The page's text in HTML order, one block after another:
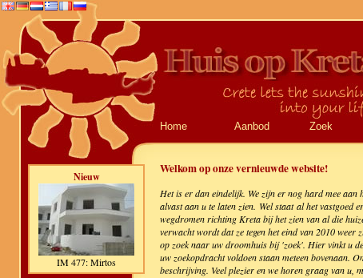
Home Aanbod Zoek
Nieuw
IM 477: Mirtos
Welkom op onze vernieuwde website!
Het is er dan eindelijk. We zijn er nog hard mee aan
alvast aan u te laten zien. Wel staat al het vastgoed
wegdromen richting Kreta bij het zien van al die
verwacht wordt dat ze tegen het eind van 2010
op zoek naar uw droomhuis bij 'zoek'. Hier vinkt u
uw zoekopdracht voldoen staan meteen bovenaan.
beschrijving. Veel plezier en we horen graag van u,